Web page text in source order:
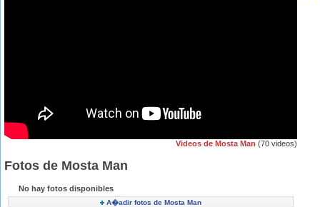
Videos de Mosta Man (70 videos)
Fotos de Mosta Man
No hay fotos disponibles
A�adir fotos de Mosta Man